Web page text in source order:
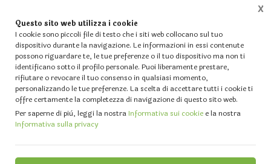
Questo sito web utilizza i cookie
I cookie sono piccoli file di testo che i siti web collocano sul tuo
dispositivo durante la navigazione. Le informazioni in essi contenute
possono riguardare te, le tue preferenze o il tuo dispositivo ma non ti
identificano sotto il profilo personale. Puoi liberamente prestare,
rifiutare o revocare il tuo consenso in qualsiasi momento,
personalizzando le tue preferenze. La scelta di accettare tutti i cookie ti
offre certamente la completezza di navigazione di questo sito web.
Per saperne di più, leggi la nostraInformativa sui cookie e la nostra
Informativa sulla privacy
X
Home Vetrina FIORI SECCHI e PRESERVATI - Muschio - Bamboo - Cortecce - Rami -
Arella di Canniccio Legato -
Sconti per Fioristi e Aziende . -